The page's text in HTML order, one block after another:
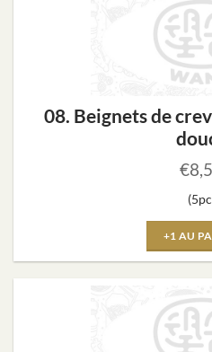
08. Beignets de
€
+1 AU